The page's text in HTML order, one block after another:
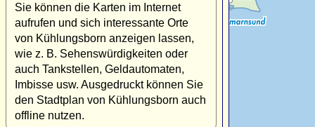
Sie können die Karten im Internet
aufrufen und sich interessante Orte
von Kühlungsborn anzeigen lassen,
wie z. B. Sehenswürdigkeiten oder
auch Tankstellen, Geldautomaten,
Imbisse usw. Ausgedruckt können Sie
den Stadtplan von Kühlungsborn auch
offline nutzen.